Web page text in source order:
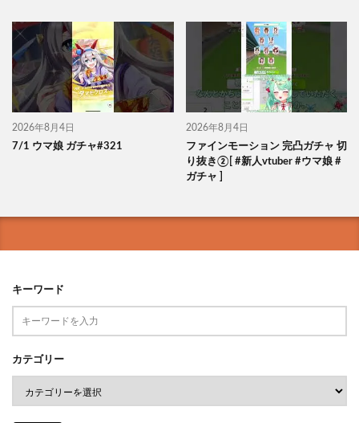
2026年8月4日
7/1 ウマ娘 ガチャ#321
2026年8月4日
ファインモーション 完凸ガチャ 切
り抜き②[ #新人vtuber #ウマ娘 #
ガチャ ]
キーワード
カテゴリー